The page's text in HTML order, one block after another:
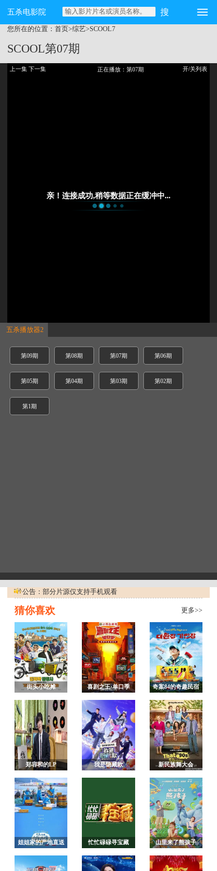
五杀电影院
您所在的位置： 首页>综艺>SCOOL7
SCOOL第07期
上一集 下一集 正在播放：第07期 开/关列表
五杀播放器2
第09期 第08期 第07期 第06期
第05期 第04期 第03期 第02期
第1期
公告：部分片源仅支持手机观看
更多>>
猜你喜欢
街头小吃摊 喜剧之王·单口季 奇案84的奇趣民宿
郑容和的LP
我是隐藏款 新民族舞大会
姐姐家的产地直送 忙忙碌碌寻宝藏 山里来了熊孩子